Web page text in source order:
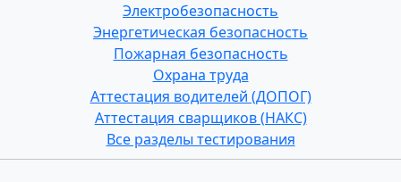
Электробезопасность
Энергетическая безопасность
Пожарная безопасность
Охрана труда
Аттестация водителей (ДОПОГ)
Аттестация сварщиков (НАКС)
Все разделы тестирования